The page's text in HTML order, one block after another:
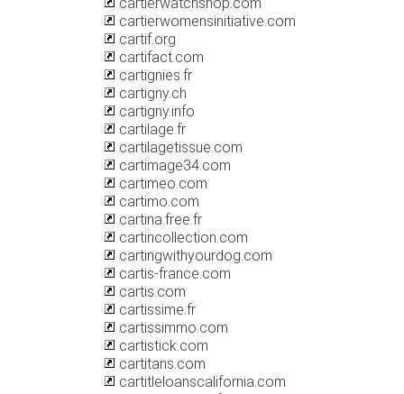
cartierwomensinitiative.com
cartif.org
cartifact.com
cartignies.fr
cartigny.ch
cartigny.info
cartilage.fr
cartilagetissue.com
cartimage34.com
cartimeo.com
cartimo.com
cartina.free.fr
cartincollection.com
cartingwithyourdog.com
cartis-france.com
cartis.com
cartissime.fr
cartissimmo.com
cartistick.com
cartitans.com
cartitleloanscalifornia.com